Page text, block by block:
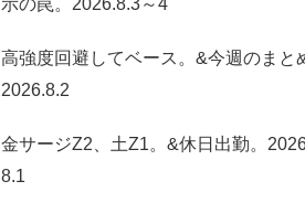
高強度回避してベース。&今週のまと
2026.8.2
金サージZ2、土Z1。&休日出勤。
8.1